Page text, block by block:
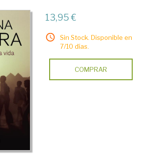
13,95 €
Sin Stock. Disponible en
7/10 días.
COMPRAR